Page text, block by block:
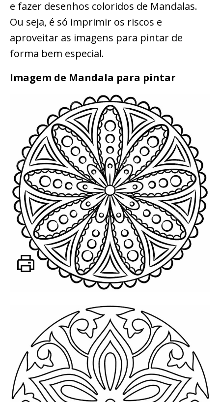
e fazer desenhos coloridos de Mandalas.
Ou seja, é só imprimir os riscos e
aproveitar as imagens para pintar de
forma bem especial.
Imagem de Mandala para pintar